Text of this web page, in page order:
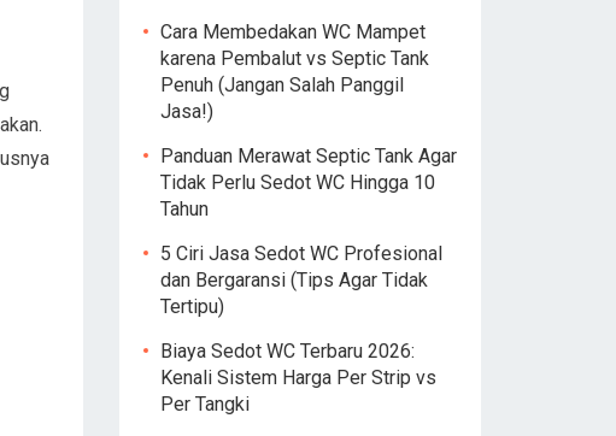
Cara Membedakan WC Mampet
karena Pembalut vs Septic Tank
Penuh (Jangan Salah Panggil
Jasa!)
Panduan Merawat Septic Tank Agar
Tidak Perlu Sedot WC Hingga 10
Tahun
5 Ciri Jasa Sedot WC Profesional
dan Bergaransi (Tips Agar Tidak
Tertipu)
Biaya Sedot WC Terbaru 2026:
Kenali Sistem Harga Per Strip vs
Per Tangki